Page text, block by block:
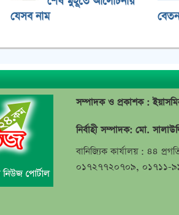
যেসব নাম
সম্পাদক ও প্রকাশক :
নির্বাহী সম্পাদক: মো.
বানিজ্যিক কার্যালয় : ৪৪
০১৭২৭৭২০৭০৯, ০১৭১১-